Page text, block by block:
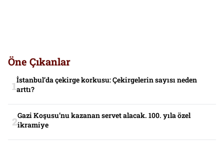
Öne Çıkanlar
İstanbul’da çekirge korkusu: Çekirgelerin sayısı neden
arttı?
Gazi Koşusu’nu kazanan servet alacak. 100. yıla özel
ikramiye